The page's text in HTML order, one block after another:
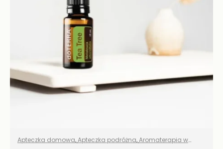
Apteczka domowa,Apteczka podróżna,Aromaterapia w